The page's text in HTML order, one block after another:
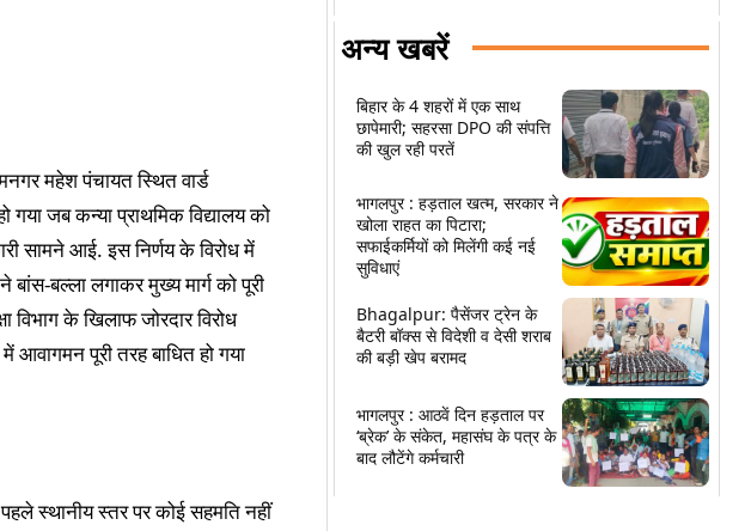
महेश पंचायत स्थित वार्ड
जब कन्या प्राथमिक विद्यालय को
सामने आई. इस निर्णय के विरोध में
बल्ला लगाकर मुख्य मार्ग को पूरी
के खिलाफ जोरदार विरोध
पूरी तरह बाधित हो गया
स्थानीय स्तर पर कोई सहमति नहीं
अन्य खबरें
बिहार के 4 शहरों में एक साथ
छापेमारी; सहरसा DPO की संपत्ति
की खुल रही परतें
भागलपुर : हड़ताल खत्म, सरकार ने
खोला राहत का पिटारा;
सफाईकर्मियों को मिलेंगी कई नई
सुविधाएं
Bhagalpur: पैसेंजर ट्रेन के
बैटरी बॉक्स से विदेशी व देसी शराब
की बड़ी खेप बरामद
भागलपुर : आठवें दिन हड़ताल पर
‘ब्रेक’ के संकेत, महासंघ के पत्र के
बाद लौटेंगे कर्मचारी